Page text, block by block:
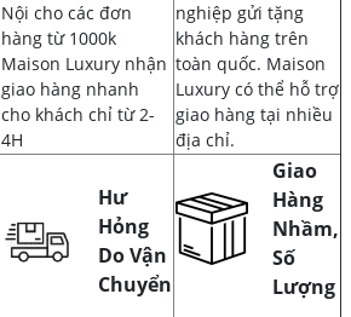
Nội cho các đơn
hàng từ 1000k
Maison Luxury nhận
giao hàng nhanh
cho khách chỉ từ 2-
4H
nghiệp gửi tặng
khách hàng trên
toàn quốc. Maison
Luxury có thể hỗ trợ
giao hàng tại nhiều
địa chỉ.
Hư
Hỏng
Do Vận
Chuyển
Giao
Hàng
Nhầm,
Số
Lượng